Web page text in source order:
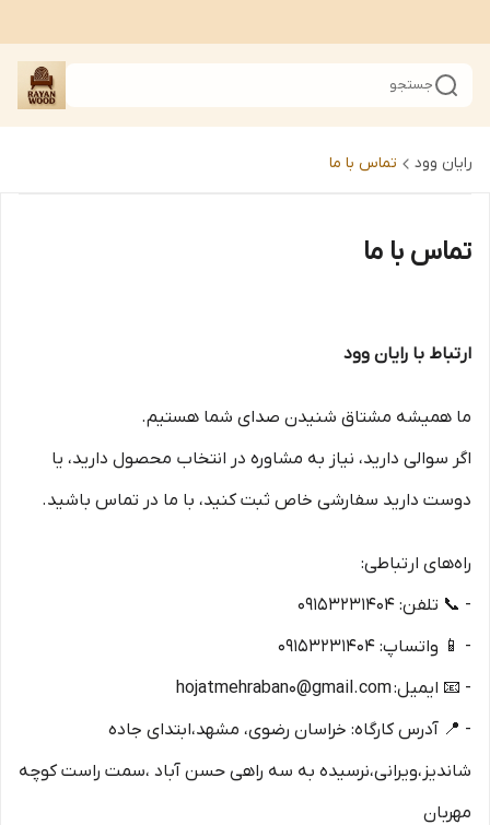
جستجو
رایان وود تماس با ما
تماس با ما
ارتباط با رایان وود
ما همیشه مشتاق شنیدن صدای شما هستیم.
اگر سوالی دارید، نیاز به مشاوره در انتخاب محصول دارید، یا
دوست دارید سفارشی خاص ثبت کنید، با ما در تماس باشید.
راه‌های ارتباطی:
- 📞 تلفن: ۰۹۱۵۳۲۳۱۴۰۴
- 📱 واتساپ: ۰۹۱۵۳۲۳۱۴۰۴
- 📧 ایمیل: hojatmehraban0@gmail.com
- 📍 آدرس کارگاه: خراسان رضوی، مشهد،ابتدای جاده
شاندیز،ویرانی،نرسیده به سه راهی حسن آباد ،سمت راست کوچه
مهربان